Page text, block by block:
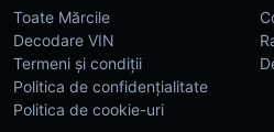
Toate Mărcile
Decodare VIN
Termeni și condiții
Politica de confidențialitate
Politica de cookie-uri